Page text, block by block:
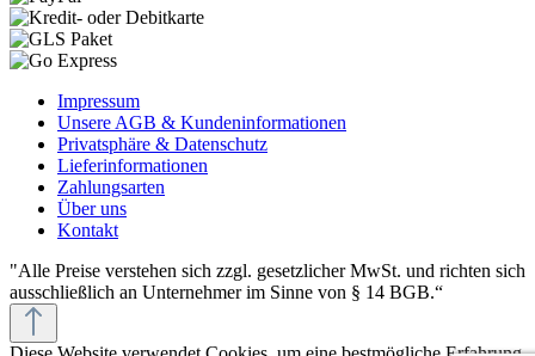
Impressum
Unsere AGB & Kundeninformationen
Privatsphäre & Datenschutz
Lieferinformationen
Zahlungsarten
Über uns
Kontakt
"Alle Preise verstehen sich zzgl. gesetzlicher MwSt. und richten sich
ausschließlich an Unternehmer im Sinne von § 14 BGB.“